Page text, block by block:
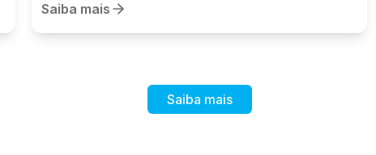
Saiba mais
Saiba mais